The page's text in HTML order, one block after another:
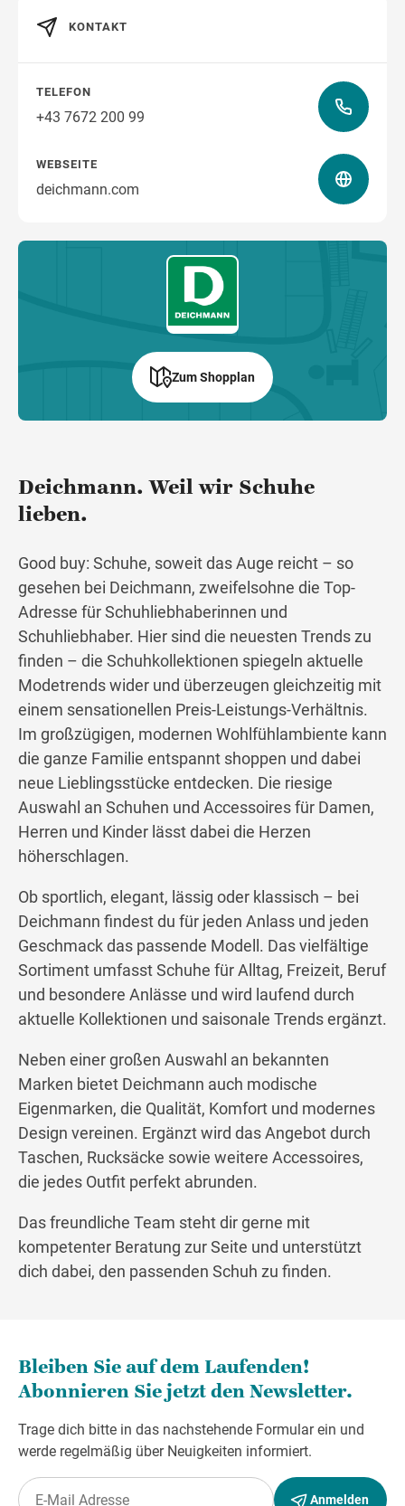
Deichmann. Weil wir Schuhe
lieben.
Good buy: Schuhe, soweit das Auge reicht – so
gesehen bei Deichmann, zweifelsohne die Top-
Adresse für Schuhliebhaberinnen und
Schuhliebhaber. Hier sind die neuesten Trends zu
finden – die Schuhkollektionen spiegeln aktuelle
Modetrends wider und überzeugen gleichzeitig mit
einem sensationellen Preis-Leistungs-Verhältnis.
Im großzügigen, modernen Wohlfühlambiente kann
die ganze Familie entspannt shoppen und dabei
neue Lieblingsstücke entdecken. Die riesige
Auswahl an Schuhen und Accessoires für Damen,
Herren und Kinder lässt dabei die Herzen
höherschlagen.
Ob sportlich, elegant, lässig oder klassisch – bei
Deichmann findest du für jeden Anlass und jeden
Geschmack das passende Modell. Das vielfältige
Sortiment umfasst Schuhe für Alltag, Freizeit, Beruf
und besondere Anlässe und wird laufend durch
aktuelle Kollektionen und saisonale Trends ergänzt.
Neben einer großen Auswahl an bekannten
Marken bietet Deichmann auch modische
Eigenmarken, die Qualität, Komfort und modernes
Design vereinen. Ergänzt wird das Angebot durch
Taschen, Rucksäcke sowie weitere Accessoires,
die jedes Outfit perfekt abrunden.
Das freundliche Team steht dir gerne mit
kompetenter Beratung zur Seite und unterstützt
dich dabei, den passenden Schuh zu finden.
KONTAKT
TELEFON
+43 7672 200 99
WEBSEITE
deichmann.com
Zum Shopplan